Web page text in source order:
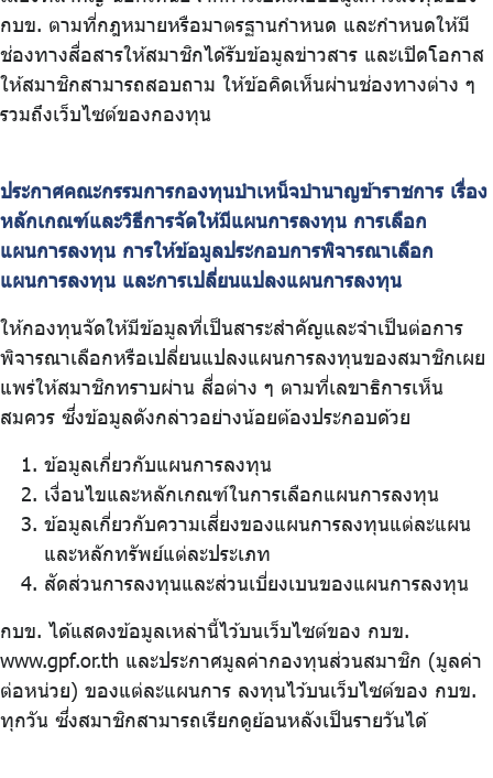
กบข. ตามที่กฎหมายหรือมาตรฐานกำหนด และกำหนดให้มี
ช่องทางสื่อสารให้สมาชิกได้รับข้อมูลข่าวสาร และเปิดโอกาส
ให้สมาชิกสามารถสอบถาม ให้ข้อคิดเห็นผ่านช่องทางต่าง ๆ
รวมถึงเว็บไซต์ของกองทุน
ประกาศคณะกรรมการกองทุนบำเหน็จบำนาญข้าราชการ เรื่อง
หลักเกณฑ์และวิธีการจัดให้มีแผนการลงทุน การเลือก
แผนการลงทุน การให้ข้อมูลประกอบการพิจารณาเลือก
แผนการลงทุน และการเปลี่ยนแปลงแผนการลงทุน
ให้กองทุนจัดให้มีข้อมูลที่เป็นสาระสำคัญและจำเป็นต่อการ
พิจารณาเลือกหรือเปลี่ยนแปลงแผนการลงทุนของสมาชิกเผย
แพร่ให้สมาชิกทราบผ่าน สื่อต่าง ๆ ตามที่เลขาธิการเห็น
สมควร ซึ่งข้อมูลดังกล่าวอย่างน้อยต้องประกอบด้วย
ข้อมูลเกี่ยวกับแผนการลงทุน
เงื่อนไขและหลักเกณฑ์ในการเลือกแผนการลงทุน
ข้อมูลเกี่ยวกับความเสี่ยงของแผนการลงทุนแต่ละแผน
และหลักทรัพย์แต่ละประเภท
สัดส่วนการลงทุนและส่วนเบี่ยงเบนของแผนการลงทุน
กบข. ได้แสดงข้อมูลเหล่านี้ไว้บนเว็บไซต์ของ กบข.
www.gpf.or.th และประกาศมูลค่ากองทุนส่วนสมาชิก (มูลค่า
ต่อหน่วย) ของแต่ละแผนการ ลงทุนไว้บนเว็บไซต์ของ กบข.
ทุกวัน ซึ่งสมาชิกสามารถเรียกดูย้อนหลังเป็นรายวันได้